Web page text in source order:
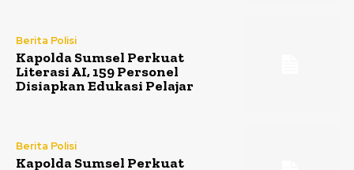
Berita Polisi
Kapolda Sumsel Perkuat
Literasi AI, 159 Personel
Disiapkan Edukasi Pelajar
Berita Polisi
Kapolda Sumsel Perkuat